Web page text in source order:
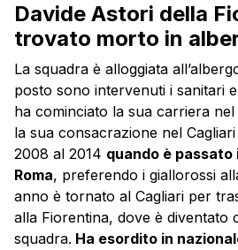
Davide Astori della
trovato morto in
La squadra è alloggiata
posto sono intervenuti i sanitari
ha cominciato la sua carriera
la sua consacrazione nel
2008 al 2014 quando è
Roma, preferendo i giallorossi
anno è tornato al Cagliari per
alla Fiorentina, dove è diventato
squadra. Ha esordito in